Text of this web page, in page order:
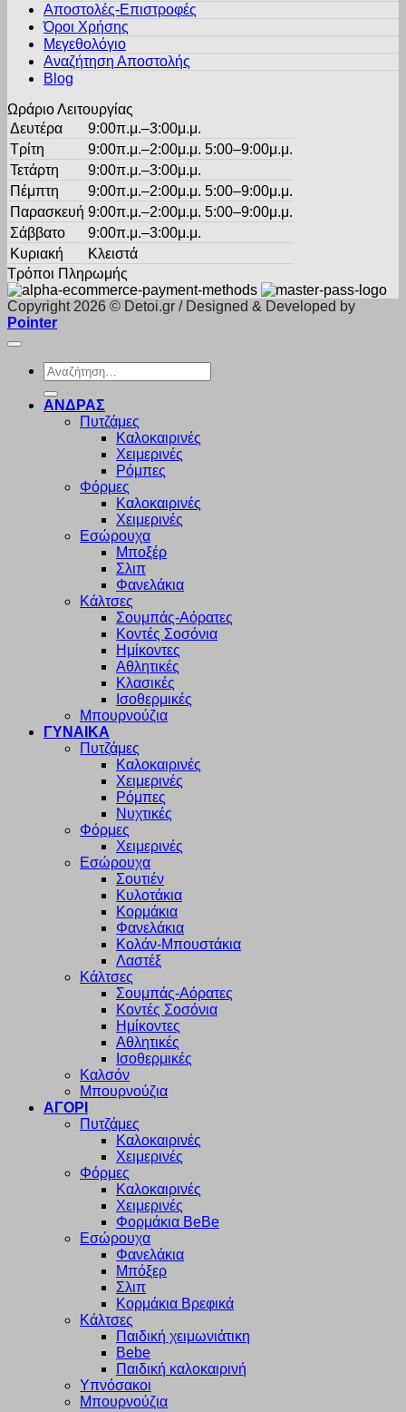
επιλεγούν
σελίδα
Αποστολές-Επιστροφές
Όροι Χρήσης
Μεγεθολόγιο
Αναζήτηση Αποστολής
Blog
Ωράριο Λειτουργίας
Δευτέρα
9:00π.μ.–3:00μ.μ.
Τρίτη
9:00π.μ.–2:00μ.μ. 5:00–9:00μ.μ.
Τετάρτη
9:00π.μ.–3:00μ.μ.
Πέμπτη
9:00π.μ.–2:00μ.μ. 5:00–9:00μ.μ.
Παρασκευή 9:00π.μ.–2:00μ.μ. 5:00–9:00μ.μ.
Σάββατο
9:00π.μ.–3:00μ.μ.
Κυριακή
Κλειστά
Τρόποι Πληρωμής
Copyright 2026 © Detoi.gr / Designed & Developed by
Pointer
Αναζήτηση
για:
ΑΝΔΡΑΣ
Πυτζάμες
Καλοκαιρινές
Χειμερινές
Ρόμπες
Φόρμες
Καλοκαιρινές
Χειμερινές
Εσώρουχα
Μποξέρ
Σλιπ
Φανελάκια
Κάλτσες
Σουμπάς-Αόρατες
Κοντές Σοσόνια
Ημίκοντες
Αθλητικές
Κλασικές
Ισοθερμικές
Μπουρνούζια
ΓΥΝΑΙΚΑ
Πυτζάμες
Καλοκαιρινές
Χειμερινές
Ρόμπες
Νυχτικές
Φόρμες
Χειμερινές
Εσώρουχα
Σουτιέν
Κυλοτάκια
Κορμάκια
Φανελάκια
Κολάν-Μπουστάκια
Λαστέξ
Κάλτσες
Σουμπάς-Αόρατες
Κοντές Σοσόνια
Ημίκοντες
Αθλητικές
Ισοθερμικές
Καλσόν
Μπουρνούζια
ΑΓΟΡΙ
Πυτζάμες
Καλοκαιρινές
Χειμερινές
Φόρμες
Καλοκαιρινές
Χειμερινές
Φορμάκια BeBe
Εσώρουχα
Φανελάκια
Μπόξερ
Σλιπ
Κορμάκια Βρεφικά
Κάλτσες
Παιδική χειμωνιάτικη
Bebe
Παιδική καλοκαιρινή
Υπνόσακοι
Μπουρνούζια